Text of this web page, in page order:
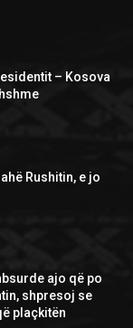
– Kosova
Rushitin, e jo
ajo që po
shpresoj se
plaçkitën